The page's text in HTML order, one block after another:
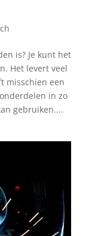
is? Je kunt het
Het levert veel
misschien een
in zo
gebruiken....